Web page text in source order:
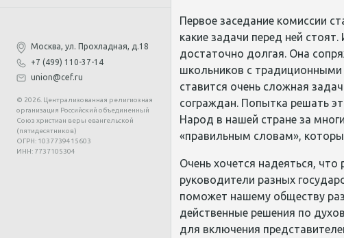
Москва, ул. Прохладная, д.18
+7 (499) 110-37-14
union@cef.ru
© 2026. Централизованная религиозная
организация Российский объединенный
Союз христиан веры евангельской
(пятидесятников)
ОГРН: 1037739415603
ИНН: 7737105304
Первое заседание комиссии
какие задачи перед ней
достаточно долгая. Она
школьников с традиционными
ставится очень сложная
сограждан. Попытка решать
Народ в нашей стране за
«правильным словам»,
Очень хочется надеяться,
руководители разных
поможет нашему обществу
действенные решения по
для включения